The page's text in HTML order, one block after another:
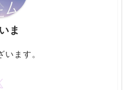
ま
います。